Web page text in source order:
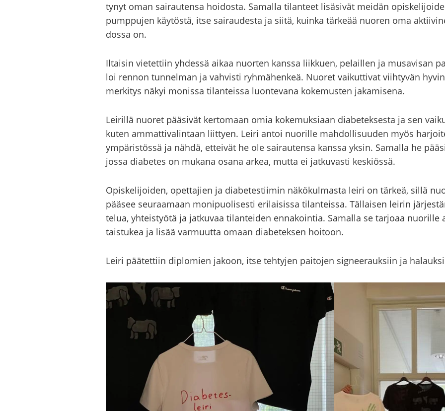
ty­nyt oman sai­rau­ten­sa hoi­dos­ta. Sa­mal­la ti­lan­teet li­sä­si­vät mei­dän
pump­pu­jen käy­tös­tä, itse sai­rau­des­ta ja siitä, kuin­ka tär­ke­ää nuo­ren oma
dos­sa on.
Il­tai­sin vie­tet­tiin yh­des­sä aikaa nuor­ten kans­sa liik­kuen, pe­lail­len ja musa­vi­san
loi ren­non tun­nel­man ja vah­vis­ti ryh­mä­hen­keä. Nuo­ret vai­kut­ti­vat viih­ty­vän
mer­ki­tys näkyi mo­nis­sa ti­lan­teis­sa luon­te­va­na ko­ke­mus­ten ja­ka­mi­se­na.
Lei­ril­lä nuo­ret pää­si­vät ker­to­maan omia ko­ke­muk­si­aan dia­be­tek­ses­ta ja sen
kuten am­mat­ti­va­lin­taan liit­tyen. Leiri antoi nuo­ril­le mah­dol­li­suu­den myös
ym­pä­ris­tös­sä ja nähdä, et­tei­vät he ole sai­rau­ten­sa kans­sa yksin. Sa­mal­la he
jossa dia­be­tes on mu­ka­na osana arkea, mutta ei jat­ku­vas­ti kes­kiös­sä.
Opis­ke­li­joi­den, opet­ta­jien ja dia­be­tes­tii­min nä­kö­kul­mas­ta leiri on tär­keä, sillä
pää­see seu­raa­maan mo­ni­puo­li­ses­ti eri­lai­sis­sa ti­lan­teis­sa. Täl­lai­sen lei­rin
te­lua, yh­teis­työ­tä ja jat­ku­vaa ti­lan­tei­den en­na­koin­tia. Sa­mal­la se tar­jo­aa nuo­ril­le
tais­tu­kea ja lisää var­muut­ta omaan dia­be­tek­sen hoi­toon.
Leiri pää­tet­tiin diplo­mien ja­koon, itse teh­ty­jen pai­to­jen sig­nee­rauk­siin ja